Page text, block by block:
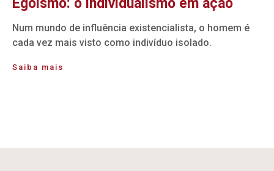
Egoísmo: o individualismo em ação
Num mundo de influência existencialista, o homem é
cada vez mais visto como indivíduo isolado.
Saiba mais